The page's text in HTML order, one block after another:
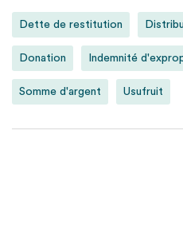
Dette de restitution
Donation Indemnité
Somme d'argent Usufruit